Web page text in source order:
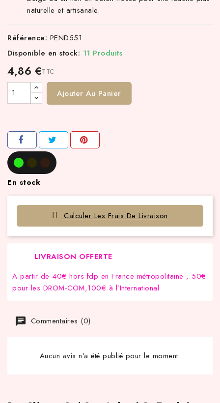
naturelle et artisanale.
Référence: PEND551
Disponible en stock: 11 Produits
4,86 €TTC
Ajouter Au Panier
En stock
Calculer Les Frais De Livraison
LIVRAISON OFFERTE
A partir de 40€ hors fdp en France métropolitaine , 50€
pour les DROM-COM,100€ à l’International
Commentaires (0)
Aucun avis n'a été publié pour le moment.